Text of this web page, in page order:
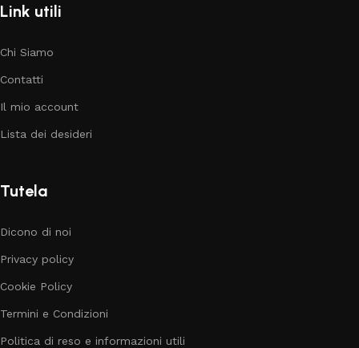
Link utili
Chi Siamo
Contatti
Il mio account
Lista dei desideri
Tutela
Dicono di noi
Privacy policy
Cookie Policy
Termini e Condizioni
Politica di reso e informazioni utili